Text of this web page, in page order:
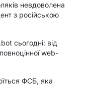
невдоволена
з російською
сьогодні: від
web-
ФСБ, яка